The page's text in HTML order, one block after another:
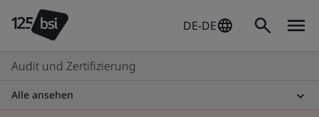
DE-DE
Audit und Zertifizierung
Alle ansehen